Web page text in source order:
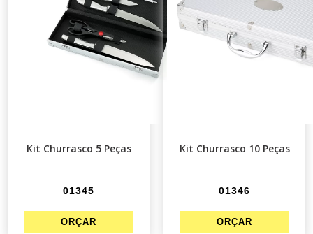
Kit Churrasco 5 Peças
01345
Kit Churrasco 10 Peças
01346